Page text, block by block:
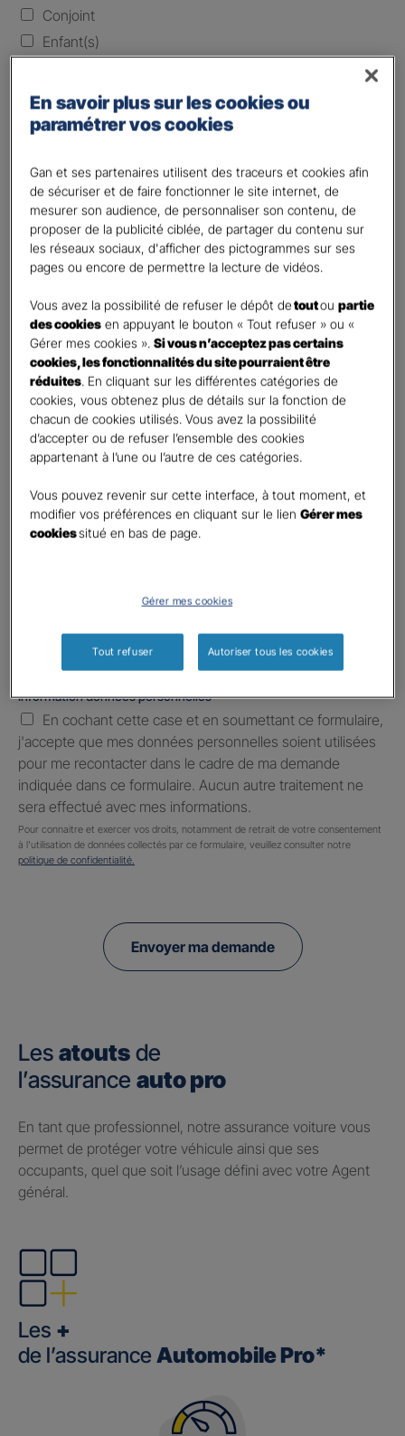
Conjoint
Enfant(s)
Laissez vide ou indiquez la date envisagez
Vos informations :
Etes-vous déjà client Gan assurances ?*
Oui
Non
Civilité *
Madame
Monsieur
Contact*
First Last
Téléphone*
United
States
+1
E-mail*
Informations complémentaires (facultatif)
Information données personnelles*
En cochant cette case et en soumettant ce formulaire,
j'accepte que mes données personnelles soient utilisées
pour me recontacter dans le cadre de ma demande
indiquée dans ce formulaire. Aucun autre traitement ne
sera effectué avec mes informations.
Pour connaitre et exercer vos droits, notamment de retrait de votre consentement
à l'utilisation de données collectés par ce formulaire, veuillez consulter notre
politique de confidentialité.
Envoyer ma demande
Les atouts de
l’assurance auto pro
En tant que professionnel, notre assurance voiture vous
permet de protéger votre véhicule ainsi que ses
occupants, quel que soit l’usage défini avec votre Agent
général.
Les +
de l’assurance Automobile Pro*
En savoir plus sur les cookies ou
paramétrer vos cookies
Gan et ses partenaires utilisent des traceurs et cookies afin
de sécuriser et de faire fonctionner le site internet, de
mesurer son audience, de personnaliser son contenu, de
proposer de la publicité ciblée, de partager du contenu sur
les réseaux sociaux, d'afficher des pictogrammes sur ses
pages ou encore de permettre la lecture de vidéos.
Vous avez la possibilité de refuser le dépôt detoutoupartie
des cookies en appuyant le bouton « Tout refuser » ou «
Gérer mes cookies ».Si vous n’acceptez pas certains
cookies, les fonctionnalités du site pourraient être
réduites. En cliquant sur les différentes catégories de
cookies, vous obtenez plus de détails sur la fonction de
chacun de cookies utilisés. Vous avez la possibilité
d’accepter ou de refuser l’ensemble des cookies
appartenant à l’une ou l’autre de ces catégories.
Vous pouvez revenir sur cette interface, à tout moment, et
modifier vos préférences en cliquant sur le lienGérer mes
cookiessitué en bas de page.
Gérer mes cookies
Tout refuser Autoriser tous les cookies